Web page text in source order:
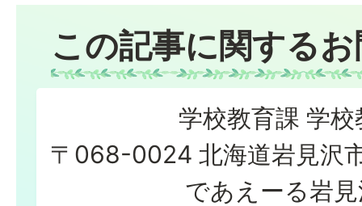
この記事に関する
学校教育課 学校
〒068-0024 北海道岩見沢
であえーる岩